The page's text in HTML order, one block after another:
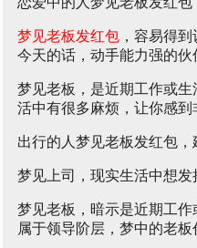
梦见老板发红包 ，容易得
今天的话，动手能力强的伙
梦见老板，是近期工作或
活中有很多麻烦，让你感到
出行的人梦见老板发红包，
梦见上司，现实生活中想发
梦见老板，暗示是近期工
属于领导阶层，梦中的老